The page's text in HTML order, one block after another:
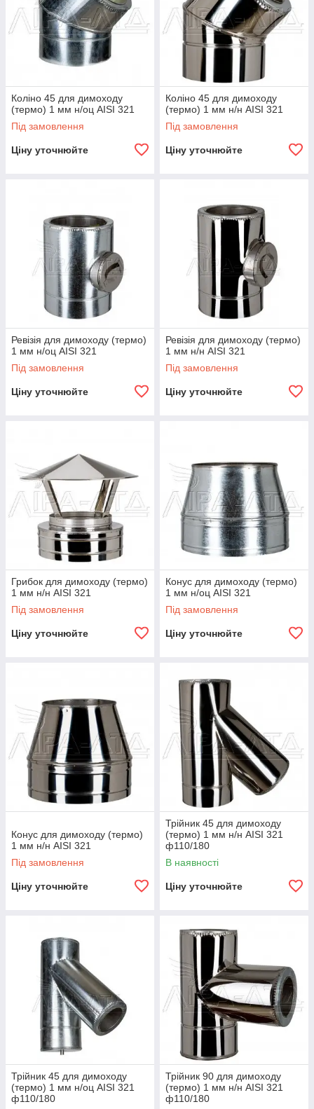
Коліно 45 для димоходу
(термо) 1 мм н/оц AISI 321
Під замовлення
Ціну уточнюйте
Коліно 45 для димоходу
(термо) 1 мм н/н AISI 321
Під замовлення
Ціну уточнюйте
Ревізія для димоходу (термо)
1 мм н/оц AISI 321
Під замовлення
Ціну уточнюйте
Ревізія для димоходу (термо)
1 мм н/н AISI 321
Під замовлення
Ціну уточнюйте
Грибок для димоходу (термо)
1 мм н/н AISI 321
Під замовлення
Ціну уточнюйте
Конус для димоходу (термо)
1 мм н/оц AISI 321
Під замовлення
Ціну уточнюйте
Конус для димоходу (термо)
1 мм н/н AISI 321
Під замовлення
Ціну уточнюйте
Трійник 45 для димоходу
(термо) 1 мм н/н AISI 321
ф110/180
В наявності
Ціну уточнюйте
Трійник 45 для димоходу
(термо) 1 мм н/оц AISI 321
ф110/180
Трійник 90 для димоходу
(термо) 1 мм н/н AISI 321
ф110/180